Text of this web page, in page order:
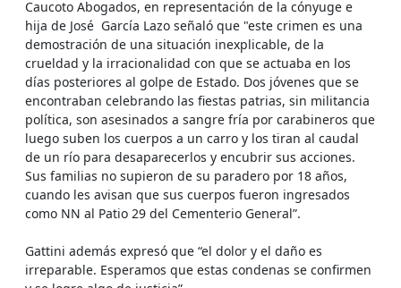
Caucoto Abogados, en representación de la cónyuge e
hija de José García Lazo señaló que "este crimen es una
demostración de una situación inexplicable, de la
crueldad y la irracionalidad con que se actuaba en los
días posteriores al golpe de Estado. Dos jóvenes que se
encontraban celebrando las fiestas patrias, sin militancia
política, son asesinados a sangre fría por carabineros que
luego suben los cuerpos a un carro y los tiran al caudal
de un río para desaparecerlos y encubrir sus acciones.
Sus familias no supieron de su paradero por 18 años,
cuando les avisan que sus cuerpos fueron ingresados
como NN al Patio 29 del Cementerio General”.
Gattini además expresó que “el dolor y el daño es
irreparable. Esperamos que estas condenas se confirmen